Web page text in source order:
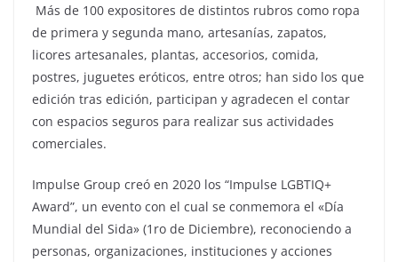
Más de 100 expositores de distintos rubros como ropa
de primera y segunda mano, artesanías, zapatos,
licores artesanales, plantas, accesorios, comida,
postres, juguetes eróticos, entre otros; han sido los que
edición tras edición, participan y agradecen el contar
con espacios seguros para realizar sus actividades
comerciales.
Impulse Group creó en 2020 los “Impulse LGBTIQ+
Award”, un evento con el cual se conmemora el «Día
Mundial del Sida» (1ro de Diciembre), reconociendo a
personas, organizaciones, instituciones y acciones